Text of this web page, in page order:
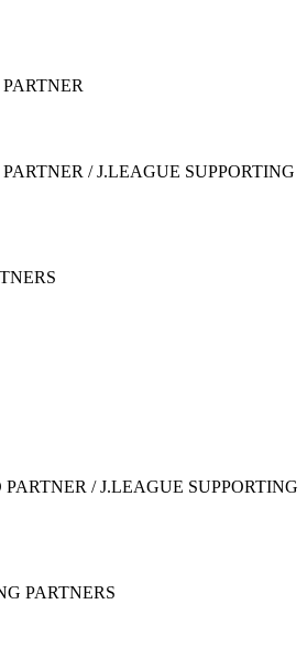
/ J.LEAGUE SUPPORTING
/ J.LEAGUE SUPPORTING
PARTNERS